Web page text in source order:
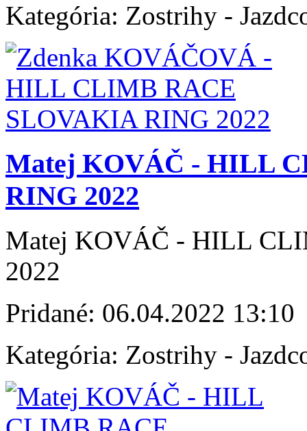
Kategória: Zostrihy -
Matej KOVÁČ - HILL
RING 2022
Matej KOVÁČ - HILL
2022
Pridané: 06.04.2022 13:10
Kategória: Zostrihy -